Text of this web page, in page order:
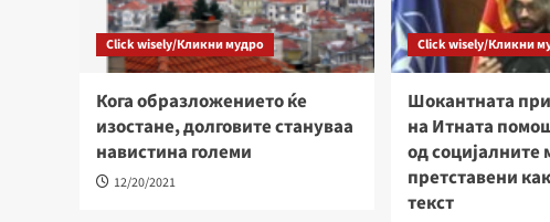
Click wisely/Кликни мудро
Кога образложението ќе
изостане, долговите стануваа
навистина големи
12/20/2021
Click wisely/Кликни
Шокантната
на Итната
од
претставени
текст